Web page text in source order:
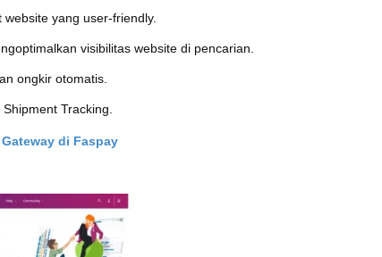
yang user-friendly.
visibilitas website di pencarian.
ongkir otomatis.
Tracking.
di Faspay